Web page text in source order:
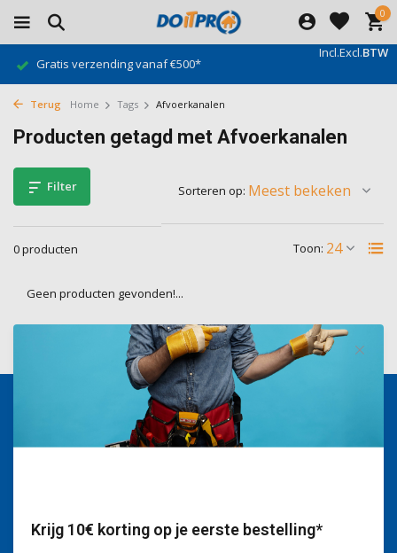
0
Incl.Excl.BTW
Gratis verzending vanaf €500*
Terug Home Tags Afvoerkanalen
Producten getagd met Afvoerkanalen
Filter
0 producten Toon:
Sorteren op:
Geen producten gevonden!...
Wij helpen je graag
+3278250650
Krijg 10€ korting op je eerste bestelling*